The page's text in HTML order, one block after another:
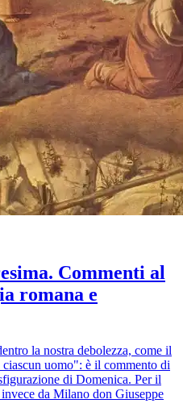
Commenti al
romana e
la nostra debolezza, come il
uomo": è il commento di
di Domenica. Per il
da Milano don Giuseppe